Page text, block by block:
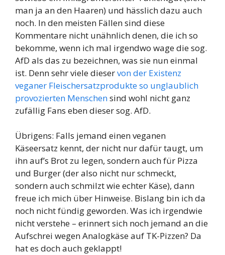
man ja an den Haaren) und hässlich dazu auch
noch. In den meisten Fällen sind diese
Kommentare nicht unähnlich denen, die ich so
bekomme, wenn ich mal irgendwo wage die sog.
AfD als das zu bezeichnen, was sie nun einmal
ist. Denn sehr viele dieservon der Existenz
veganer Fleischersatzprodukte so unglaublich
provozierten Menschensind wohl nicht ganz
zufällig Fans eben dieser sog. AfD.
Übrigens: Falls jemand einen veganen
Käseersatz kennt, der nicht nur dafür taugt, um
ihn auf’s Brot zu legen, sondern auch für Pizza
und Burger (der also nicht nur schmeckt,
sondern auch schmilzt wie echter Käse), dann
freue ich mich über Hinweise. Bislang bin ich da
noch nicht fündig geworden. Was ich irgendwie
nicht verstehe – erinnert sich noch jemand an die
Aufschrei wegen Analogkäse auf TK-Pizzen? Da
hat es doch auch geklappt!